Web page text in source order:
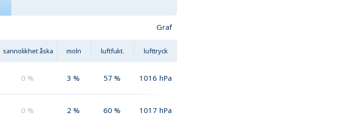
Graf
sannolikhet åska moln luftfukt. lufttryck
0 % 3 % 57 % 1016 hPa
0 % 2 % 60 % 1017 hPa